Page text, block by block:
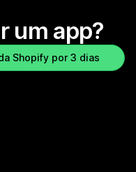
um app?
Shopify por 3 dias